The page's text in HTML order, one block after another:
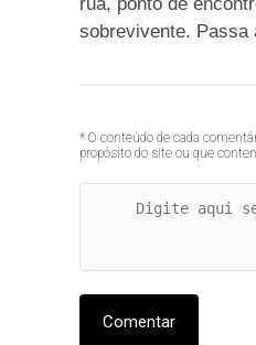
sobrevivente. Passa
* O conteúdo de cada
propósito do site ou que
Comentar